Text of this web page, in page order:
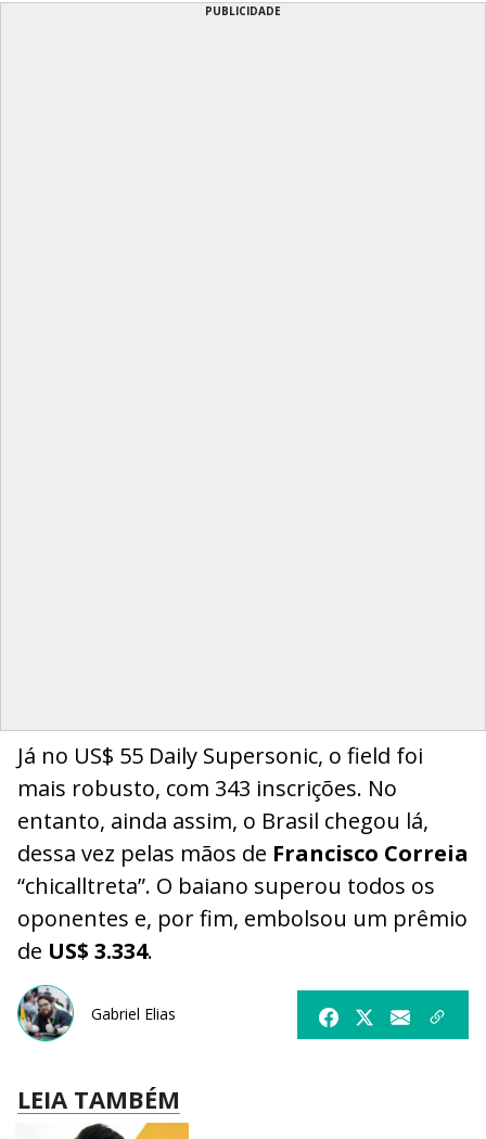
PUBLICIDADE
Já no US$ 55 Daily Supersonic, o field foi
mais robusto, com 343 inscrições. No
entanto, ainda assim, o Brasil chegou lá,
dessa vez pelas mãos de Francisco Correia
“chicalltreta”. O baiano superou todos os
oponentes e, por fim, embolsou um prêmio
de US$ 3.334.
Gabriel Elias
LEIA TAMBÉM